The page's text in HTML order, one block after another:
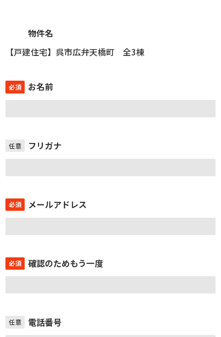
物件名
【戸建住宅】呉市広弁天橋町 全3棟
必須 お名前
任意 フリガナ
必須 メールアドレス
必須 確認のためもう一度
任意 電話番号